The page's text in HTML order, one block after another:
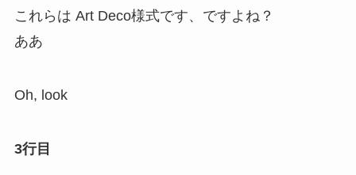
これらは Art Deco様式です、ですよね？
ああ
Oh, look
3行目